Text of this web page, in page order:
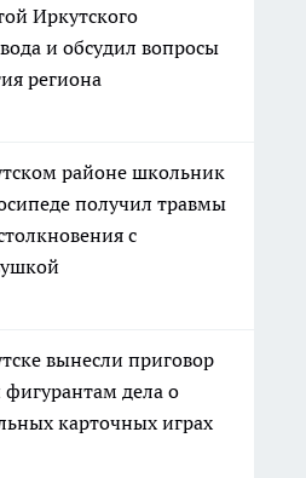
Иркутского
и обсудил вопросы
региона
районе школьник
получил травмы
с
вынесли приговор
фигурантам дела о
карточных играх